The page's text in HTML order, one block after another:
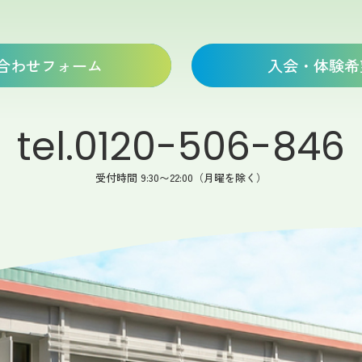
わせフォーム 入会・体験
tel.0120-506-846
受付時間 9:30〜22:00（月曜を除く）